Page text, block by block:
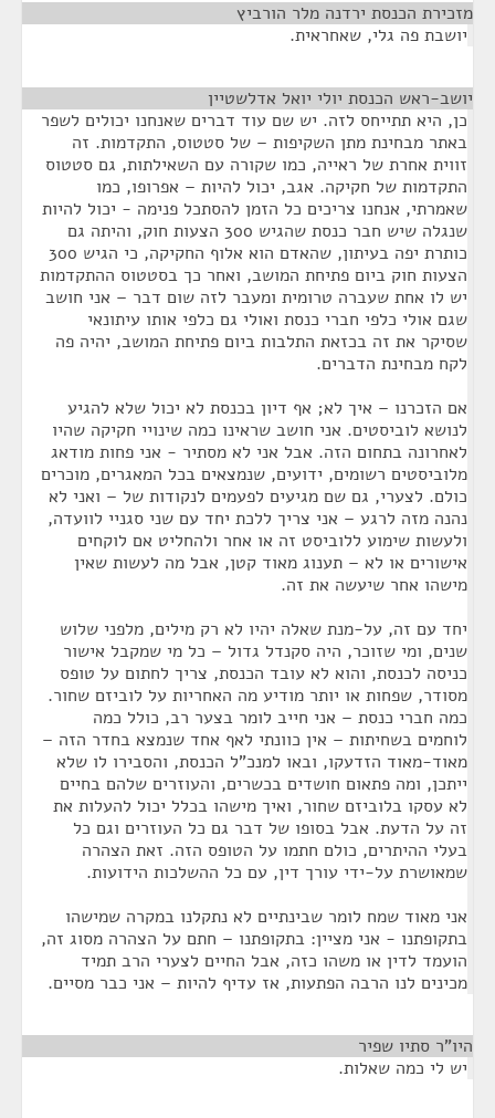
מזכירת הכנסת ירדנה מלר הורביץ
יושבת פה גלי, שאחראית.
יושב-ראש הכנסת יולי יואל אדלשטיין
כן, היא תתייחס לזה. יש שם עוד דברים שאנחנו יכולים לשפר
באתר מבחינת מתן השקיפות – של סטטוס, התקדמות. זה
זווית אחרת של ראייה, כמו שקורה עם השאילתות, גם סטטוס
התקדמות של חקיקה. אגב, יכול להיות – אפרופו, כמו
שאמרתי, אנחנו צריכים כל הזמן להסתכל פנימה - יכול להיות
שנגלה שיש חבר כנסת שהגיש 300 הצעות חוק, והיתה גם
כותרת יפה בעיתון, שהאדם הוא אלוף החקיקה, כי הגיש 300
הצעות חוק ביום פתיחת המושב, ואחר כך בסטטוס ההתקדמות
יש לו אחת שעברה טרומית ומעבר לזה שום דבר – אני חושב
שגם אולי כלפי חברי כנסת ואולי גם כלפי אותו עיתונאי
שסיקר את זה בכזאת התלבות ביום פתיחת המושב, יהיה פה
לקח מבחינת הדברים.
אם הזכרנו – איך לא; אף דיון בכנסת לא יכול שלא להגיע
לנושא לוביסטים. אני חושב שראינו כמה שינויי חקיקה שהיו
לאחרונה בתחום הזה. אבל אני לא מסתיר - אני פחות מודאג
מלוביסטים רשומים, ידועים, שנמצאים בכל המאגרים, מוכרים
כולם. לצערי, גם שם מגיעים לפעמים לנקודות של – ואני לא
נהנה מזה לרגע – אני צריך ללכת יחד עם שני סגניי לוועדה,
ולעשות שימוע ללוביסט זה או אחר ולהחליט אם לוקחים
אישורים או לא – תענוג מאוד קטן, אבל מה לעשות שאין
מישהו אחר שיעשה את זה.
יחד עם זה, על-מנת שאלה יהיו לא רק מילים, מלפני שלוש
שנים, ומי שזוכר, היה סקנדל גדול – כל מי שמקבל אישור
כניסה לכנסת, והוא לא עובד הכנסת, צריך לחתום על טופס
מסודר, שפחות או יותר מודיע מה האחריות על לוביזם שחור.
כמה חברי כנסת – אני חייב לומר בצער רב, כולל כמה
לוחמים בשחיתות – אין כוונתי לאף אחד שנמצא בחדר הזה –
מאוד-מאוד הזדעקו, ובאו למנכ"ל הכנסת, והסבירו לו שלא
ייתכן, ומה פתאום חושדים בכשרים, והעוזרים שלהם בחיים
לא עסקו בלוביזם שחור, ואיך מישהו בכלל יכול להעלות את
זה על הדעת. אבל בסופו של דבר גם כל העוזרים וגם כל
בעלי ההיתרים, כולם חתמו על הטופס הזה. זאת הצהרה
שמאושרת על-ידי עורך דין, עם כל ההשלכות הידועות.
אני מאוד שמח לומר שבינתיים לא נתקלנו במקרה שמישהו
בתקופתנו - אני מציין: בתקופתנו – חתם על הצהרה מסוג זה,
הועמד לדין או משהו כזה, אבל החיים לצערי הרב תמיד
מכינים לנו הרבה הפתעות, אז עדיף להיות – אני כבר מסיים.
היו"ר סתיו שפיר
יש לי כמה שאלות.